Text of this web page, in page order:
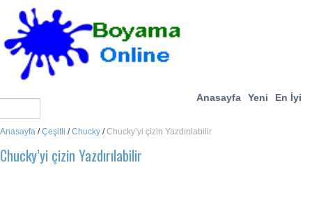
Anasayfa Yeni En İyi
Anasayfa /Çeşitli /Chucky /Chucky’yi çizin Yazdırılabilir
Chucky’yi çizin Yazdırılabilir